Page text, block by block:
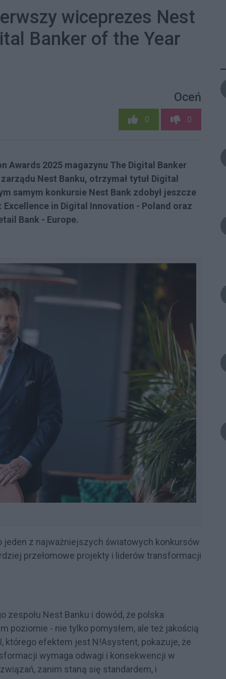
wiceprezes Nest
Banker of the Year
Oceń
0 0
Awards 2025 magazynu The Digital Banker
Nest Banku, otrzymał tytuł Digital
samym konkursie Nest Bank zdobył jeszcze
in Digital Innovation - Poland oraz
Bank - Europe.
jeden z najważniejszych światowych konkursów
przełomowe projekty i liderów transformacji
zespołu Nest Banku i dowód, że polska
poziomie - nie tylko pomysłem, ale też jakością
którego efektem jest N!Asystent, pokazuje, że
wymaga odwagi i konsekwencji w
zanim staną się standardem, i